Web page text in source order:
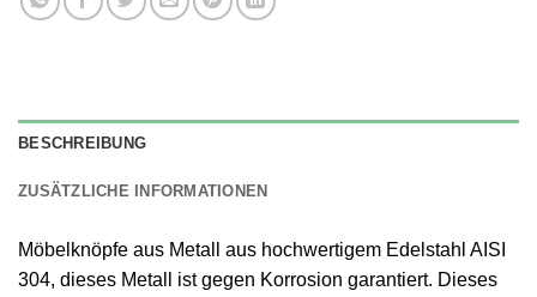
BESCHREIBUNG
ZUSÄTZLICHE INFORMATIONEN
Möbelknöpfe aus Metall aus hochwertigem Edelstahl AISI
304, dieses Metall ist gegen Korrosion garantiert. Dieses